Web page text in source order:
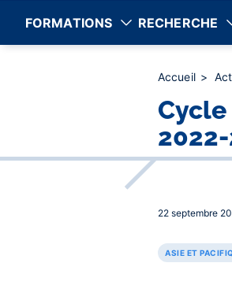
FORMATIONS RECHERCHE
Accueil
Cycle
22 septembre
ASIE ET